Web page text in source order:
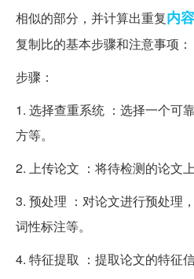
相似的部分，并计算出重复内容
复制比的基本步骤和注意事项：
步骤：
1. 选择查重系统 ：选择一个可
方等。
2. 上传论文 ：将待检测的论文
3. 预处理 ：对论文进行预处理
词性标注等。
4. 特征提取 ：提取论文的特征